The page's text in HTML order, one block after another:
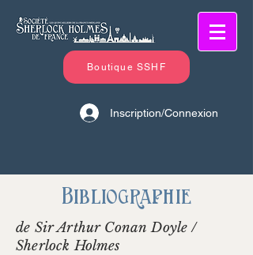
Boutique SSHF
Inscription/Connexion
Bibliographie
de Sir Arthur Conan Doyle /
Sherlock Holmes